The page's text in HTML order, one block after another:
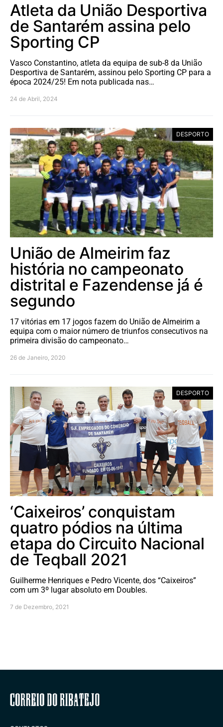
Atleta da União Desportiva
de Santarém assina pelo
Sporting CP
Vasco Constantino, atleta da equipa de sub-8 da União
Desportiva de Santarém, assinou pelo Sporting CP para a
época 2024/25! Em nota publicada nas…
24 de Abril, 2024
DESPORTO
União de Almeirim faz
história no campeonato
distrital e Fazendense já é
segundo
17 vitórias em 17 jogos fazem do União de Almeirim a
equipa com o maior número de triunfos consecutivos na
primeira divisão do campeonato…
26 de Janeiro, 2020
DESPORTO
‘Caixeiros’ conquistam
quatro pódios na última
etapa do Circuito Nacional
de Teqball 2021
Guilherme Henriques e Pedro Vicente, dos “Caixeiros”
com um 3º lugar absoluto em Doubles.
7 de Dezembro, 2021
Correio do Ribatejo